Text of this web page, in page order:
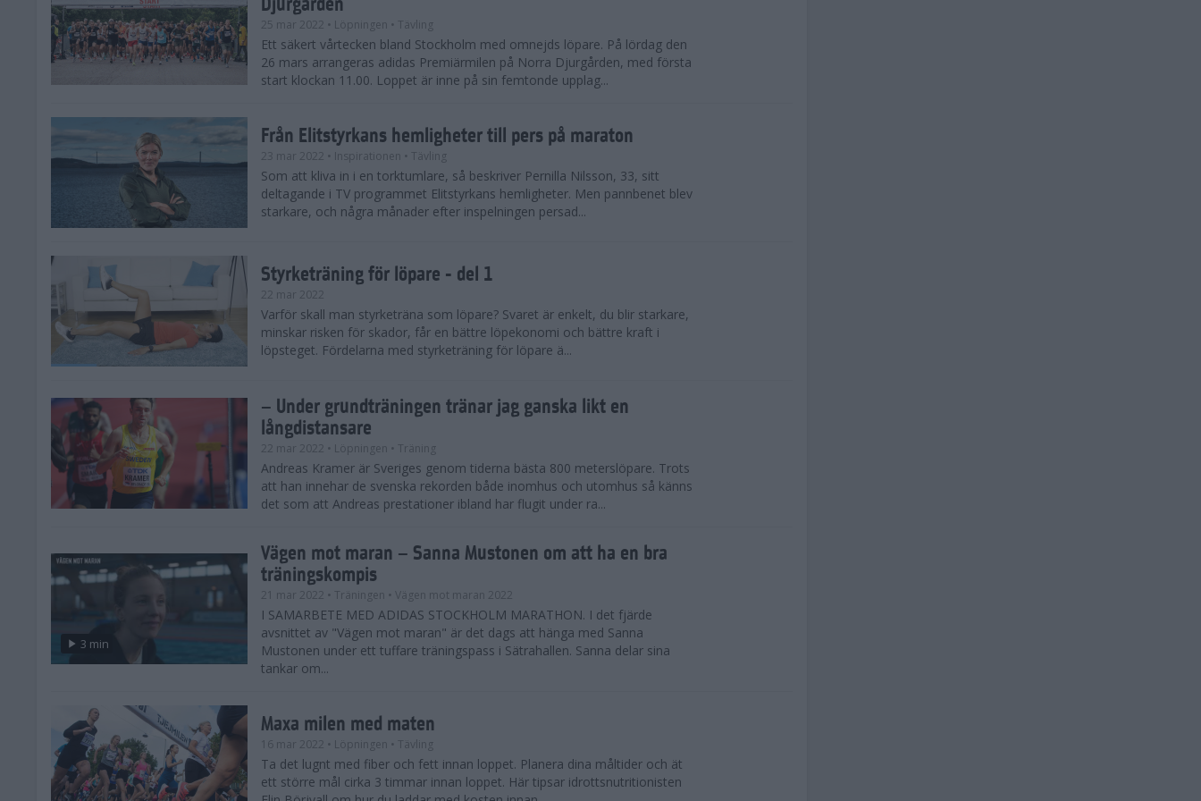
25 mar 2022 • Löpningen • Tävling
Ett säkert vårtecken bland Stockholm med omnejds löpare. På lördag den
26 mars arrangeras adidas Premiärmilen på Norra Djurgården, med första
start klockan 11.00. Loppet är inne på sin femtonde upplag...
Från Elitstyrkans hemligheter till pers på maraton
23 mar 2022 • Inspirationen • Tävling
Som att kliva in i en torktumlare, så beskriver Pernilla Nilsson, 33, sitt
deltagande i TV programmet Elitstyrkans hemligheter. Men pannbenet blev
starkare, och några månader efter inspelningen persad...
Styrketräning för löpare - del 1
22 mar 2022
Varför skall man styrketräna som löpare? Svaret är enkelt, du blir starkare,
minskar risken för skador, får en bättre löpekonomi och bättre kraft i
löpsteget. Fördelarna med styrketräning för löpare ä...
– Under grundträningen tränar jag ganska likt en
långdistansare
22 mar 2022 • Löpningen • Träning
Andreas Kramer är Sveriges genom tiderna bästa 800 meterslöpare. Trots
att han innehar de svenska rekorden både inomhus och utomhus så känns
det som att Andreas prestationer ibland har flugit under ra...
3 min
Vägen mot maran – Sanna Mustonen om att ha en bra
träningskompis
21 mar 2022 • Träningen • Vägen mot maran 2022
I SAMARBETE MED ADIDAS STOCKHOLM MARATHON. I det fjärde
avsnittet av "Vägen mot maran" är det dags att hänga med Sanna
Mustonen under ett tuffare träningspass i Sätrahallen. Sanna delar sina
tankar om...
Maxa milen med maten
16 mar 2022 • Löpningen • Tävling
Ta det lugnt med fiber och fett innan loppet. Planera dina måltider och ät
ett större mål cirka 3 timmar innan loppet. Här tipsar idrottsnutritionisten